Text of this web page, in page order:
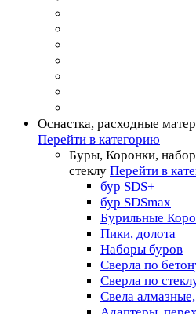
Оснастка, расходные
Перейти в категорию
Буры, Коронки,
стеклу Перейти в
бур SDS+
бур SDSmax
Бурильные
Пики, долота
Наборы буров
Сверла по
Сверла по
Свела